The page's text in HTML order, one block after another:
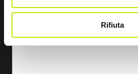
Rifiuta
CHAPA INACTÍNICA ESCURA
FB1219